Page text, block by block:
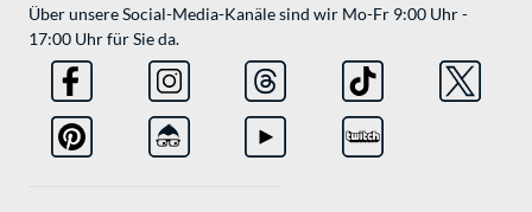
Über unsere Social-Media-Kanäle sind wir Mo-Fr 9:00 Uhr -
17:00 Uhr für Sie da.